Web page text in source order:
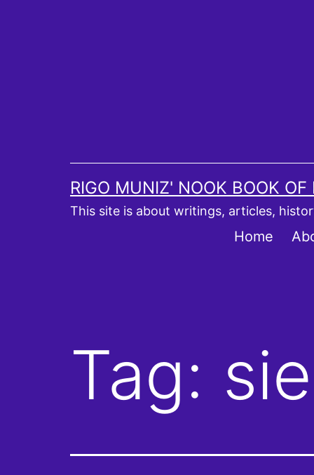
RIGO MUNIZ' NOOK BOOK
This site is about writings, articles,
Home
Tag: